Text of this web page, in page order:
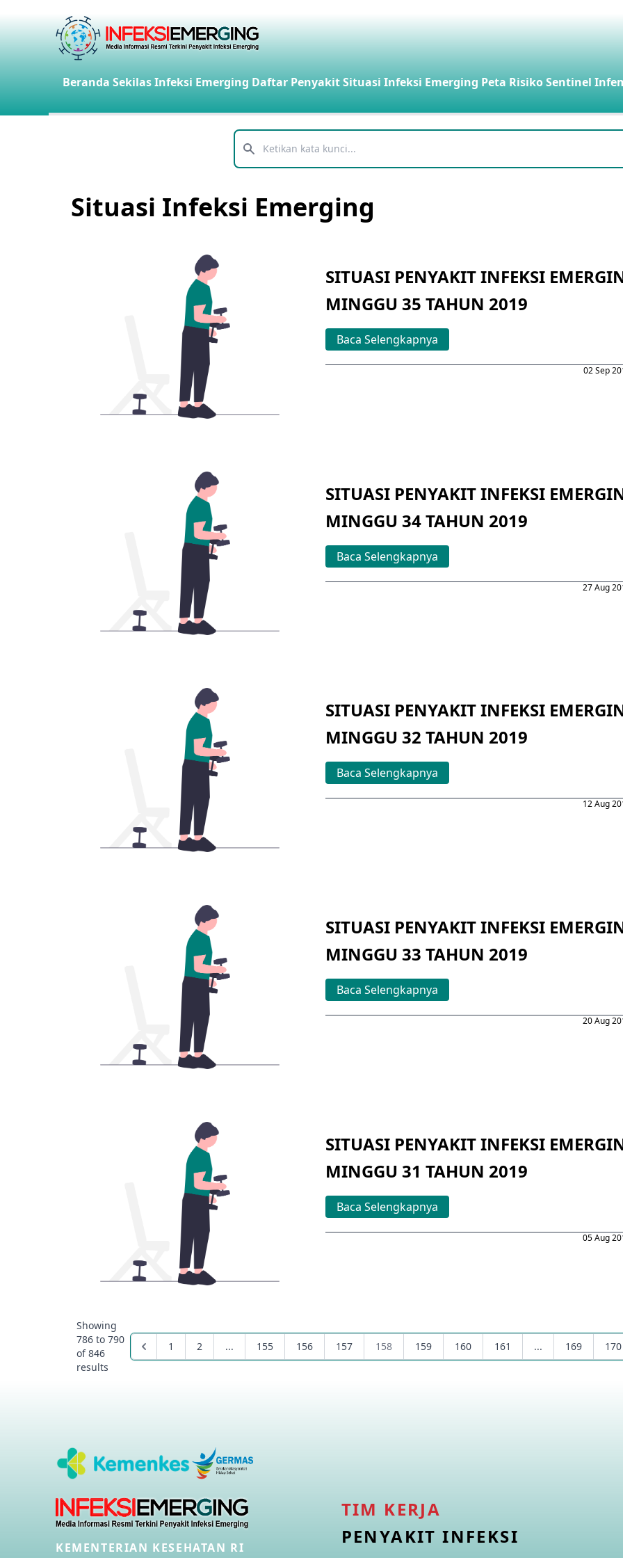
Beranda Sekilas Infeksi Emerging Daftar PenyakitSituasi Infeksi Emerging Peta RisikoSentinel
Telusuri
Situasi Infeksi Emerging
SITUASI PENYAKIT INFEKSI
MINGGU 35 TAHUN 2019
Baca Selengkapnya
02 Sep
SITUASI PENYAKIT INFEKSI
MINGGU 34 TAHUN 2019
Baca Selengkapnya
27 Aug
SITUASI PENYAKIT INFEKSI
MINGGU 32 TAHUN 2019
Baca Selengkapnya
12 Aug
SITUASI PENYAKIT INFEKSI
MINGGU 33 TAHUN 2019
Baca Selengkapnya
20 Aug
SITUASI PENYAKIT INFEKSI
MINGGU 31 TAHUN 2019
Baca Selengkapnya
05 Aug
Showing
786 to 790
of846
results
1 2 ... 155 156 157 158 159 160 161 ... 169 170
KEMENTERIAN KESEHATAN RI
TIM KERJA
PENYAKIT INFEKSI